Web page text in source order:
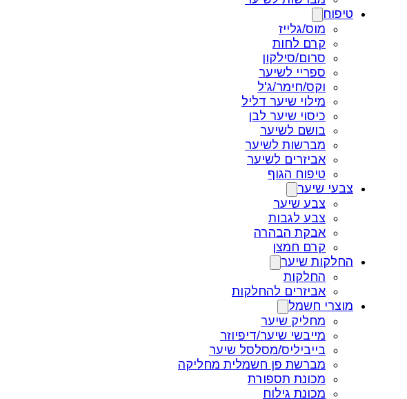
טיפוח
מוס/גלייז
קרם לחות
סרום/סילקון
ספריי לשיער
וקס/חימר/ג'ל
מילוי שיער דליל
כיסוי שיער לבן
בושם לשיער
מברשות לשיער
אביזרים לשיער
טיפוח הגוף
צבעי שיער
צבע שיער
צבע לגבות
אבקת הבהרה
קרם חמצן
החלקות שיער
החלקות
אביזרים להחלקות
מוצרי חשמל
מחליק שיער
מייבשי שיער/דיפיוזר
בייביליס/מסלסל שיער
מברשת פן חשמלית מחליקה
מכונת תספורת
מכונת גילוח